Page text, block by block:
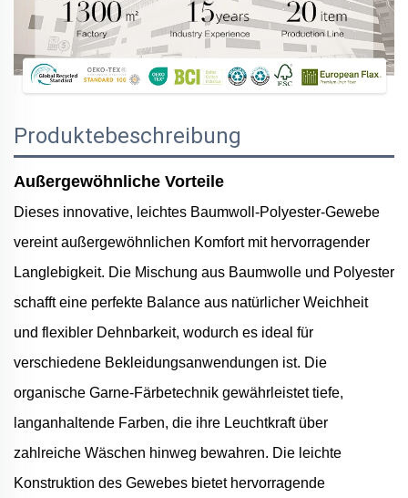
Produktebeschreibung
Außergewöhnliche Vorteile
Dieses innovative, leichtes Baumwoll-Polyester-Gewebe
vereint außergewöhnlichen Komfort mit hervorragender
Langlebigkeit. Die Mischung aus Baumwolle und Polyester
schafft eine perfekte Balance aus natürlicher Weichheit
und flexibler Dehnbarkeit, wodurch es ideal für
verschiedene Bekleidungsanwendungen ist. Die
organische Garne-Färbetechnik gewährleistet tiefe,
langanhaltende Farben, die ihre Leuchtkraft über
zahlreiche Wäschen hinweg bewahren. Die leichte
Konstruktion des Gewebes bietet hervorragende